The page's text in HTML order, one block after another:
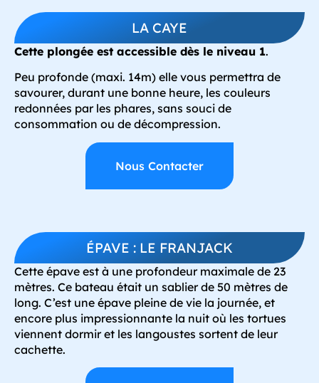
LA CAYE
Cette plongée est accessible dès le niveau 1.
Peu profonde (maxi. 14m) elle vous permettra de
savourer, durant une bonne heure, les couleurs
redonnées par les phares, sans souci de
consommation ou de décompression.
Nous Contacter
ÉPAVE : LE FRANJACK
Cette épave est à une profondeur maximale de 23
mètres. Ce bateau était un sablier de 50 mètres de
long. C’est une épave pleine de vie la journée, et
encore plus impressionnante la nuit où les tortues
viennent dormir et les langoustes sortent de leur
cachette.